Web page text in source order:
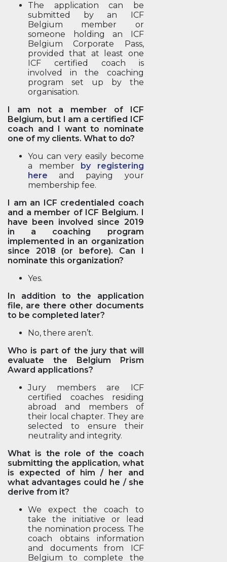
The application can be
submitted by an ICF
Belgium member or
someone holding an ICF
Belgium Corporate Pass,
provided that at least one
ICF certified coach is
involved in the coaching
program set up by the
organisation.
I am not a member of ICF
Belgium, but I am a certified ICF
coach and I want to nominate
one of my clients. What to do?
You can very easily become
a member by registering
here and paying your
membership fee.
I am an ICF credentialed coach
and a member of ICF Belgium. I
have been involved since 2019
in a coaching program
implemented in an organization
since 2018 (or before). Can I
nominate this organization?
Yes.
In addition to the application
file, are there other documents
to be completed later?
No, there aren’t.
Who is part of the jury that will
evaluate the Belgium Prism
Award applications?
Jury members are ICF
certified coaches residing
abroad and members of
their local chapter. They are
selected to ensure their
neutrality and integrity.
What is the role of the coach
submitting the application, what
is expected of him / her and
what advantages could he / she
derive from it?
We expect the coach to
take the initiative or lead
the nomination process. The
coach obtains information
and documents from ICF
Belgium to complete the